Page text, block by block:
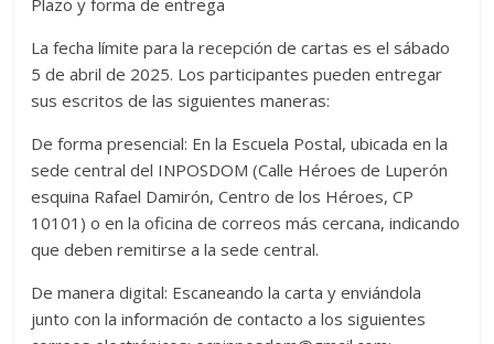
Plazo y forma de entrega
La fecha límite para la recepción de cartas es el sábado
5 de abril de 2025. Los participantes pueden entregar
sus escritos de las siguientes maneras:
De forma presencial: En la Escuela Postal, ubicada en la
sede central del INPOSDOM (Calle Héroes de Luperón
esquina Rafael Damirón, Centro de los Héroes, CP
10101) o en la oficina de correos más cercana, indicando
que deben remitirse a la sede central.
De manera digital: Escaneando la carta y enviándola
junto con la información de contacto a los siguientes